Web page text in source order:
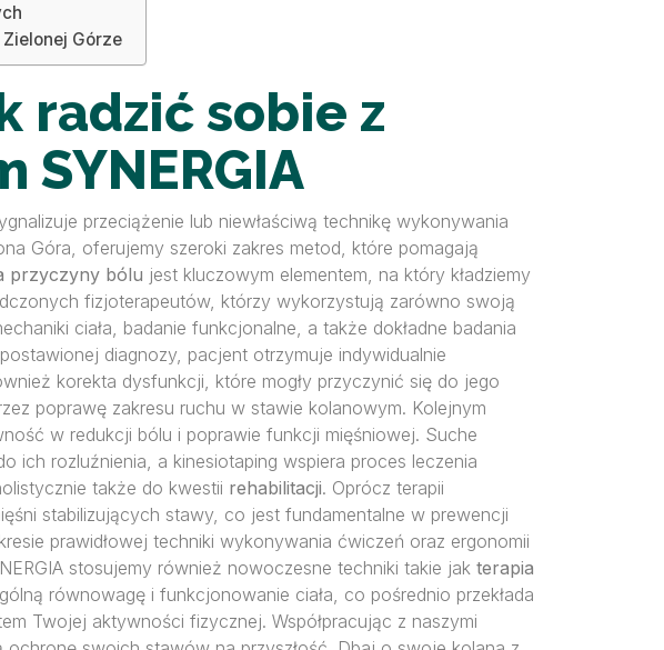
Górze
radzić sobie z
przeciążenie lub niewłaściwą technikę wykonywania
Góra, oferujemy szeroki zakres metod, które pomagają
przyczyny bólu jest kluczowym elementem, na który kładziemy
fizjoterapeutów, którzy wykorzystują zarówno swoją
ciała, badanie funkcjonalne, a także dokładne badania
diagnozy, pacjent otrzymuje indywidualnie
korekta dysfunkcji, które mogły przyczynić się do jego
poprawę zakresu ruchu w stawie kolanowym. Kolejnym
w redukcji bólu i poprawie funkcji mięśniowej. Suche
ich rozluźnienia, a kinesiotaping wspiera proces leczenia
także do kwestii rehabilitacji. Oprócz terapii
stabilizujących stawy, co jest fundamentalne w prewencji
prawidłowej techniki wykonywania ćwiczeń oraz ergonomii
stosujemy również nowoczesne techniki takie jak terapia
równowagę i funkcjonowanie ciała, co pośrednio przekłada
Twojej aktywności fizycznej. Współpracując z naszymi